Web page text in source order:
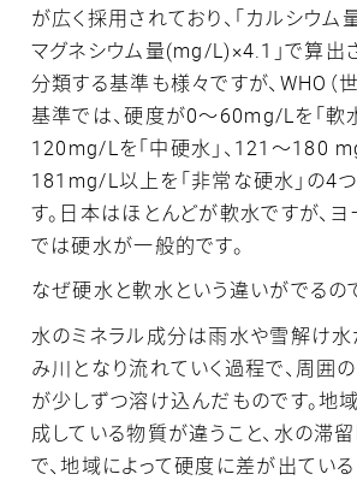
が広く採用されており、「カルシウ
マグネシウム量(mg/L)×4.1」で算出
分類する基準も様々ですが、WHO（
基準では、硬度が0～60mg/Lを「軟
120mg/Lを「中硬水」、121～180
181mg/L以上を「非常な硬水」の4
す。日本はほとんどが軟水ですが、
では硬水が一般的です。
なぜ硬水と軟水という違いがでるの
水のミネラル成分は雨水や雪解け
み川となり流れていく過程で、周囲
が少しずつ溶け込んだものです。地
成している物質が違うこと、水の滞
で、地域によって硬度に差が出てい